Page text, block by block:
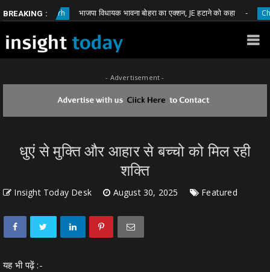
BREAKING :भाजपा विधायक भावना बोहरा का एक्शन, JE हटाने को कहा
- Advertisement -
धुएं से मुक्ति और आहार से बच्चो को मिल रही
शक्ति
Insight Today Desk August 30, 2025 Featured
यह भी पढ़ें :-